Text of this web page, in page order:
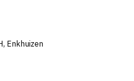
Enkhuizen